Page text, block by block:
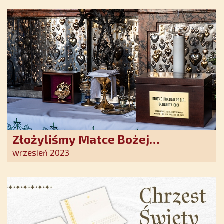
nadziei w XXI wieku
Złożyliśmy Matce Bożej
Ostrobramskiej pozłacane wotum
wrzesień 2023